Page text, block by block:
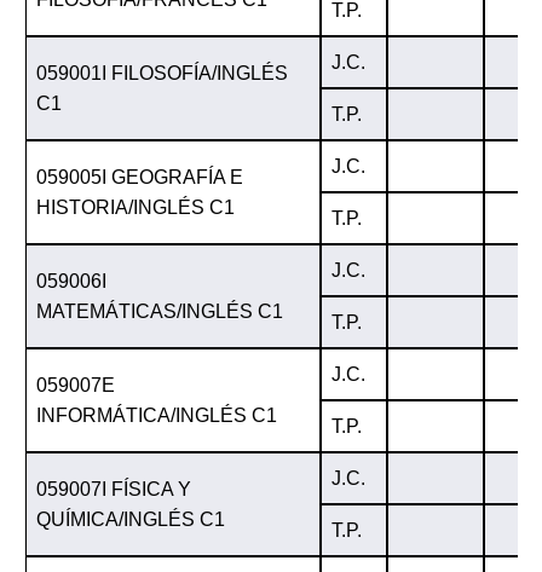
T.P.
059001I FILOSOFÍA/INGLÉS
C1
J.C.
T.P.
059005I GEOGRAFÍA E
HISTORIA/INGLÉS C1
J.C.
T.P.
059006I
MATEMÁTICAS/INGLÉS C1
J.C.
T.P.
059007E
INFORMÁTICA/INGLÉS C1
J.C.
T.P.
059007I FÍSICA Y
QUÍMICA/INGLÉS C1
J.C.
T.P.